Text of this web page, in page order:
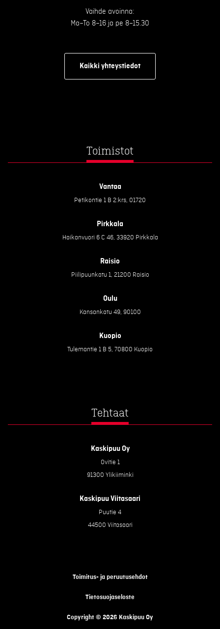
Vaihde avoinna:
Ma–To 8–16 ja pe 8–15.30
Kaikki yhteystiedot
Toimistot
Vantaa
Petikontie 1 B 2:krs, 01720
Pirkkala
Haikanvuori 6 C 46, 33920 Pirkkala
Raisio
Piilipuunkatu 1, 21200 Raisio
Oulu
Kansankatu 49, 90100
Kuopio
Tulemantie 1 B 5, 70800 Kuopio
Tehtaat
Kaskipuu Oy
Ovitie 1
91300 Ylikiiminki
Kaskipuu Viitasaari
Puutie 4
44500 Viitasaari
Copyright © 2026 Kaskipuu Oy
Tietosuojaseloste
Toimitus- ja peruutusehdot